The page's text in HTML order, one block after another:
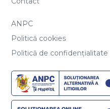
ANPC
Politică cookies
Politică de confidențialitate